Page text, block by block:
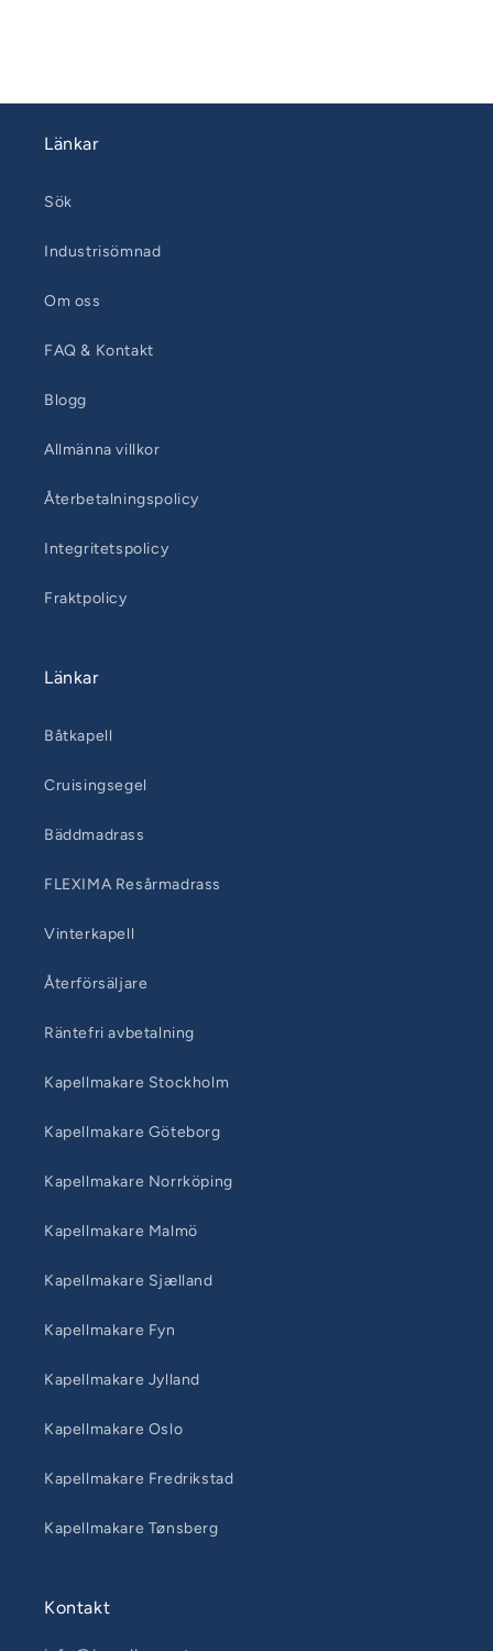
Länkar
Sök
Industrisömnad
Om oss
FAQ & Kontakt
Blogg
Allmänna villkor
Återbetalningspolicy
Integritetspolicy
Fraktpolicy
Länkar
Båtkapell
Cruisingsegel
Bäddmadrass
FLEXIMA Resårmadrass
Vinterkapell
Återförsäljare
Räntefri avbetalning
Kapellmakare Stockholm
Kapellmakare Göteborg
Kapellmakare Norrköping
Kapellmakare Malmö
Kapellmakare Sjælland
Kapellmakare Fyn
Kapellmakare Jylland
Kapellmakare Oslo
Kapellmakare Fredrikstad
Kapellmakare Tønsberg
Kontakt